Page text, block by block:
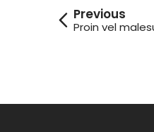
Proin vel